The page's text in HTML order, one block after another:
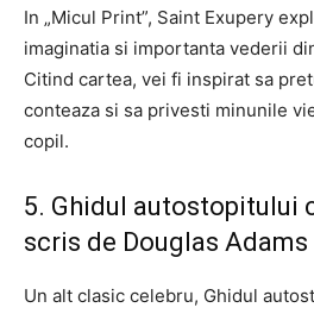
In „Micul Print”, Saint Exupery
imaginatia si importanta vederii
Citind cartea, vei fi inspirat sa
conteaza si sa privesti minunile
copil.
5. Ghidul autostopitului
scris de Douglas Adams
Un alt clasic celebru, Ghidul